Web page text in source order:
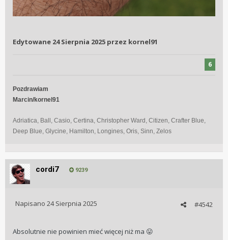
Edytowane 24 Sierpnia 2025 przez kornel91
6
Pozdrawiam
Marcin/kornel91
Adriatica, Ball, Casio, Certina, Christopher Ward, Citizen, Crafter Blue,
Deep Blue, Glycine, Hamilton, Longines, Oris, Sinn, Zelos
cordi7 9239
#4542
Napisano 24 Sierpnia 2025
Absolutnie nie powinien mieć więcej niż ma 😛